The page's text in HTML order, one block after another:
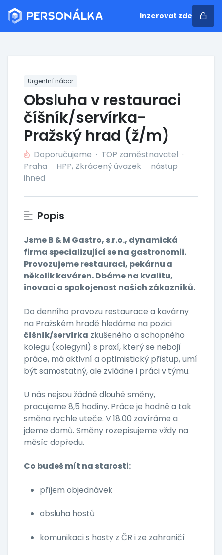
Inzerovat zde
Urgentní nábor
Obsluha v restauraci
číšník/servírka-
Pražský hrad (ž/m)
Doporučujeme · TOP zaměstnavatel ·
Praha · HPP, Zkrácený úvazek · nástup
ihned
Popis
Jsme B & M Gastro, s.r.o., dynamická
firma specializující se na gastronomii.
Provozujeme restauraci, pekárnu a
několik kaváren. Dbáme na kvalitu,
inovaci a spokojenost našich zákazníků.
Do denního provozu restaurace a kavárny
na Pražském hradě hledáme na pozici
číšník/servírka zkušeného a schopného
kolegu (kolegyni) s praxí, který se nebojí
práce, má aktivní a optimistický přístup, umí
být samostatný, ale zvládne i práci v týmu.
U nás nejsou žádné dlouhé směny,
pracujeme 8,5 hodiny. Práce je hodně a tak
směna rychle uteče. V 18.00 zavíráme a
jdeme domů. Směny rozepisujeme vždy na
měsíc dopředu.
Co budeš mít na starosti:
příjem objednávek
obsluha hostů
komunikaci s hosty z ČR i ze zahraničí